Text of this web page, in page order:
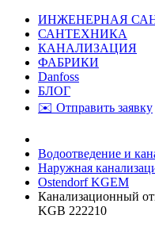
ИНЖЕНЕРНАЯ
САНТЕХНИКА
КАНАЛИЗАЦИЯ
ФАБРИКИ
Danfoss
БЛОГ
✉️ Отправить заявку
Водоотведение и
Наружная
Ostendorf KGEM
Канализационный
KGB 222210